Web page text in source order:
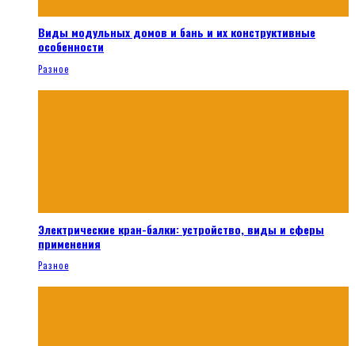
Виды модульных домов и бань и их конструктивные
особенности
Разное
Электрические кран-балки: устройство, виды и сферы
применения
Разное